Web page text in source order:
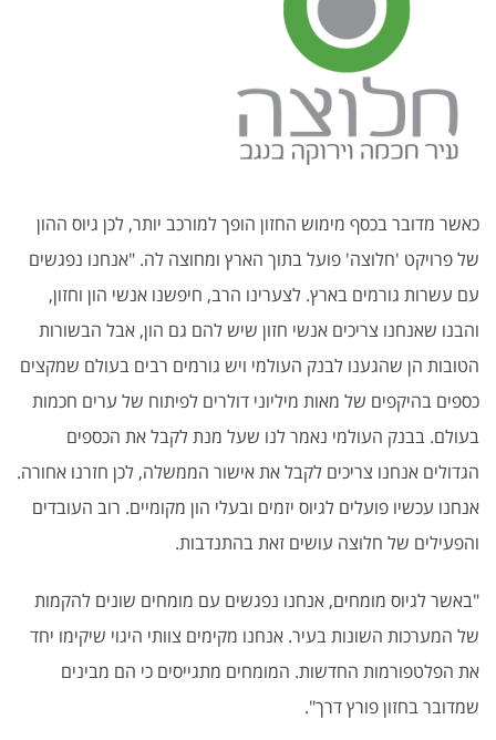
כאשר מדובר בכסף מימוש החזון הופך למורכב יותר, לכן גיוס ההון
של פרויקט 'חלוצה' פועל בתוך הארץ ומחוצה לה. "אנחנו נפגשים
עם עשרות גורמים בארץ. לצערינו הרב, חיפשנו אנשי הון וחזון,
והבנו שאנחנו צריכים אנשי חזון שיש להם גם הון, אבל הבשורות
הטובות הן שהגענו לבנק העולמי ויש גורמים רבים בעולם שמקצים
כספים בהיקפים של מאות מיליוני דולרים לפיתוח של ערים חכמות
בעולם. בבנק העולמי נאמר לנו שעל מנת לקבל את הכספים
הגדולים אנחנו צריכים לקבל את אישור הממשלה, לכן חזרנו אחורה.
אנחנו עכשיו פועלים לגיוס יזמים ובעלי הון מקומיים. רוב העובדים
והפעילים של חלוצה עושים זאת בהתנדבות.
"באשר לגיוס מומחים, אנחנו נפגשים עם מומחים שונים להקמות
של המערכות השונות בעיר. אנחנו מקימים צוותי היגוי שיקימו יחד
את הפלטפורמות החדשות. המומחים מתגייסים כי הם מבינים
שמדובר בחזון פורץ דרך".